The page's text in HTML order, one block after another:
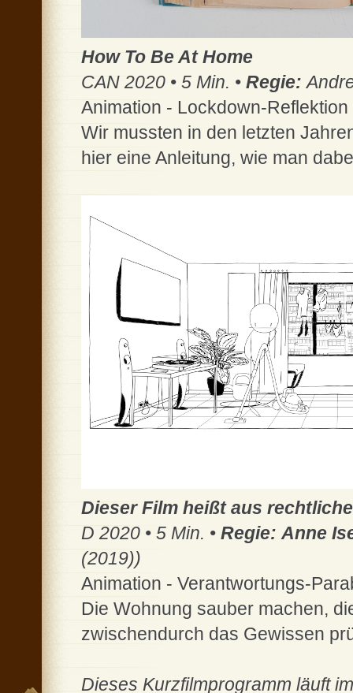
How To Be At Home
CAN 2020 • 5 Min. • Regie:
Animation - Lockdown-Reflektion
Wir mussten in den letzten
hier eine Anleitung, wie man
Dieser Film heißt aus
D 2020 • 5 Min. • Regie: Anne
(2019))
Animation - Verantwortungs-
Die Wohnung sauber machen,
zwischendurch das Gewissen
Dieses Kurzfilmprogramm läuft